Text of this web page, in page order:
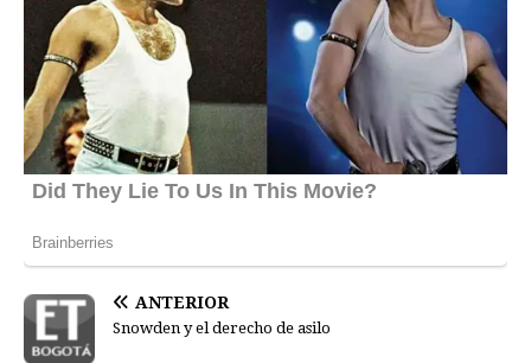
ANTERIOR
Snowden y el derecho de asilo